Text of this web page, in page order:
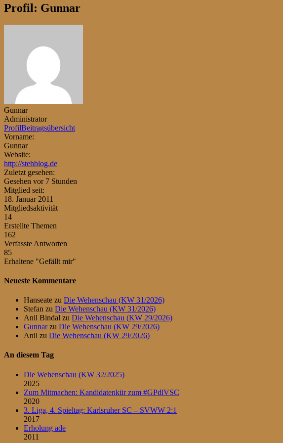
Du
bist
Profil: Gunnar
Gunnar
Administrator
ProfilBeitragsübersicht
Vorname:
Gunnar
Website:
http://stehblog.de
Zuletzt gesehen:
Gesehen vor 7 Stunden
Mitglied seit:
18. Januar 2011
Mitgliedsaktivität
14
Erstellte Themen
162
Verfasste Antworten
85
Erhaltene "Gefällt mir"
Neueste Kommentare
Hanseate zu Die Wehenschau (KW 31/2026)
Stefan zu Die Wehenschau (KW 31/2026)
Anil Bindal zu Die Wehenschau (KW 29/2026)
Gunnarzu Die Wehenschau (KW 29/2026)
Anil zu Die Wehenschau (KW 29/2026)
An diesem Tag
Die Wehenschau (KW 32/2025)
2025
Zum Mitmachen: Kandidatenkür zum #GPdlVSC
2020
3. Liga, 4. Spieltag: Karlsruher SC – SVWW 2:1
2017
Erholung ade
2011